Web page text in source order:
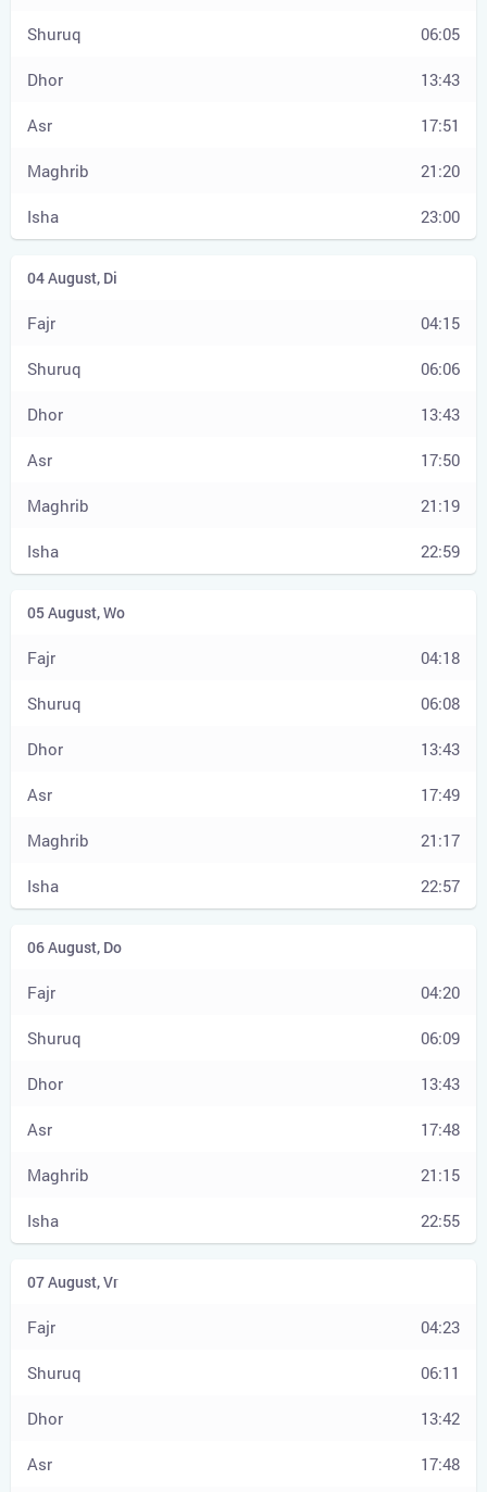
06:05
13:43
17:51
21:20
23:00
04:15
06:06
13:43
17:50
21:19
22:59
04:18
06:08
13:43
17:49
21:17
22:57
04:20
06:09
13:43
17:48
21:15
22:55
04:23
06:11
13:42
17:48